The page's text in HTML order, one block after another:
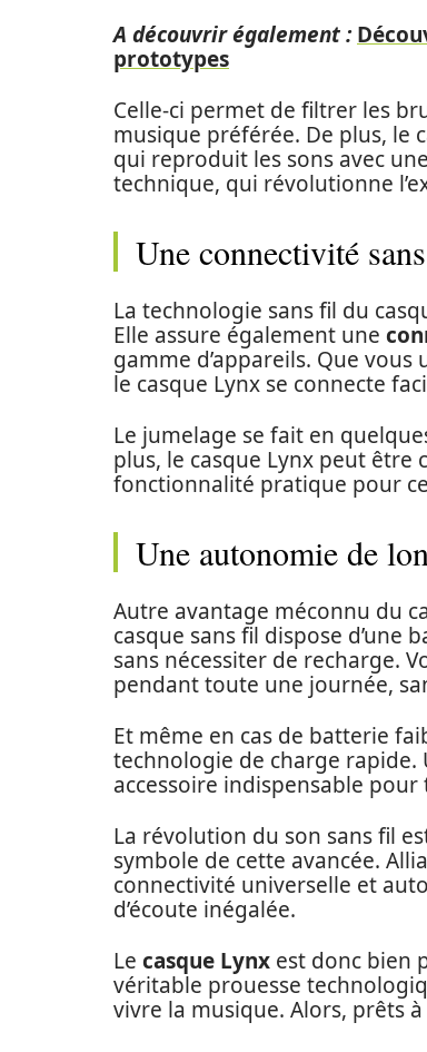
A découvrir également :
prototypes
Celle-ci permet de filtrer les
musique préférée. De plus, le
qui reproduit les sons avec
technique, qui révolutionne
Une connectivité
La technologie sans fil du
Elle assure également une
gamme d’appareils. Que
le casque Lynx se connecte
Le jumelage se fait en
plus, le casque Lynx peut
fonctionnalité pratique pour
Une autonomie de
Autre avantage méconnu du
casque sans fil dispose d’une
sans nécessiter de recharge.
pendant toute une journée,
Et même en cas de batterie
technologie de charge
accessoire indispensable
La révolution du son sans fil
symbole de cette avancée.
connectivité universelle et
d’écoute inégalée.
Le casque Lynx est donc bien
véritable prouesse
vivre la musique. Alors, prêts